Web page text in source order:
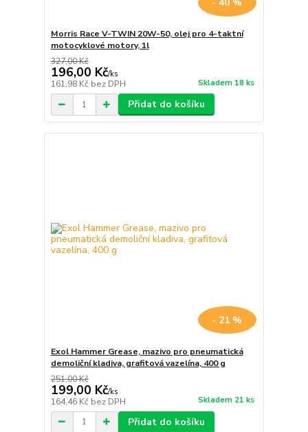
Morris Race V-TWIN 20W-50, olej pro 4-taktní
motocyklové motory, 1l
327,00 Kč
196,00 Kč/ks
161,98 Kč bez DPH Skladem 18 ks
Přidat do košíku
- 21 %
Exol Hammer Grease, mazivo pro pneumatická
demoliční kladiva, grafitová vazelína, 400 g
251,00 Kč
199,00 Kč/ks
164,46 Kč bez DPH Skladem 21 ks
Přidat do košíku